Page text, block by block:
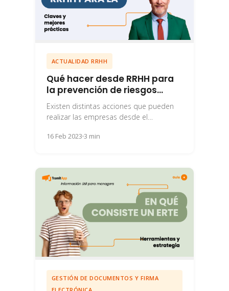
ACTUALIDAD RRHH
Qué hacer desde RRHH para
la prevención de riesgos
laborales
Existen distintas acciones que pueden
realizar las empresas desde el
de riesgos laborales.
16 Feb 2023 3 min
GESTIÓN DE DOCUMENTOS Y FIRMA